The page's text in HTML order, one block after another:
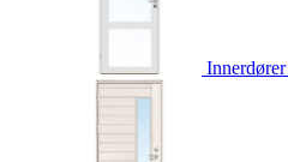
Innerdører